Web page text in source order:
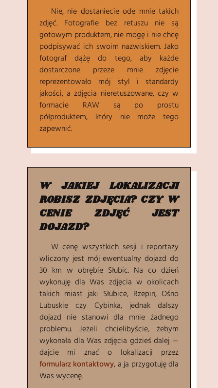
Nie, nie dostaniecie ode mnie takich
zdjęć. Fotografie bez retuszu nie są
gotowym produktem, nie mogę i nie chcę
podpisywać ich swoim nazwiskiem. Jako
fotograf dążę do tego, aby każde
dostarczone przeze mnie zdjęcie
reprezentowało mój styl i standardy
jakości, a zdjęcia nieretuszowane, czy w
formacie RAW są po prostu
półproduktem, który nie może tego
zapewnić.
W JAKIEJ LOKALIZACJI
ROBISZ ZDJĘCIA? CZY W
CENIE ZDJĘĆ JEST
DOJAZD?
W cenę wszystkich sesji i reportaży
wliczony jest mój ewentualny dojazd do
30 km w obrębie Słubic. Na co dzień
wykonuję dla Was zdjęcia w okolicach
takich miast jak: Słubice, Rzepin, Ośno
Lubuskie czy Cybinka, jednak dalszy
dojazd nie stanowi dla mnie żadnego
problemu. Jeżeli chcielibyście, żebym
wykonała dla Was zdjęcia gdzieś dalej —
dajcie mi znać o lokalizacji przez
formularz kontaktowy, a ja przygotuję dla
Was wycenę.